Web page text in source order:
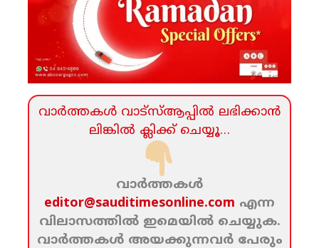
വാര്‍ത്തകള്‍ വാട്‌സ്‌ആപ്പില്‍ ലഭിക്കാന്‍
ലിങ്കില്‍ ക്ലിക്ക്‌ ചെയ്യൂ…
വാര്‍ത്തകള്‍
editor@sauditimesonline.com എന്ന
വിലാസത്തില്‍ ഇമെയില്‍ ചെയ്യുക.
വാര്‍ത്തകള്‍ അയക്കുന്നവര്‍ പേരും